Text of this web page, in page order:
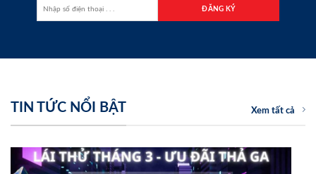
TIN TỨC NỔI BẬT Xem tất cả